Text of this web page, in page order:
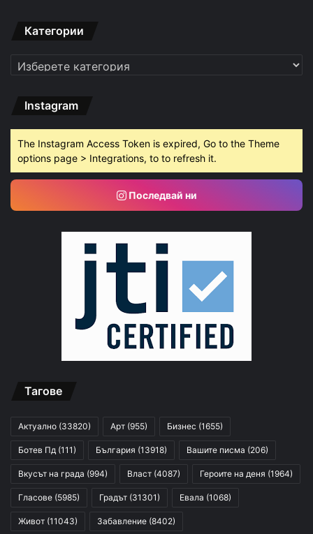
Категории
Категории
Instagram
The Instagram Access Token is expired, Go to the Theme
options page > Integrations, to to refresh it.
Последвай ни
Тагове
Актуално (33820) Арт (955) Бизнес (1655)
Ботев Пд (111) България (13918) Вашите писма (206)
Вкусът на града (994) Власт (4087) Героите на деня (1964)
Гласове (5985) Градът (31301) Евала (1068)
Живот (11043) Забавление (8402)